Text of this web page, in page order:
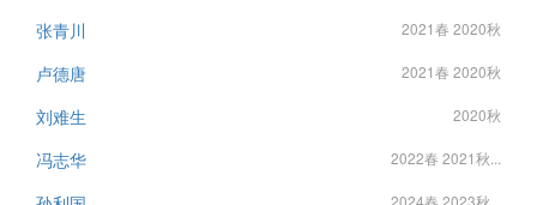
张青川 2021春 2020秋
卢德唐 2021春 2020秋
刘难生 2020秋
冯志华 2022春 2021秋...
2024春 2023秋...